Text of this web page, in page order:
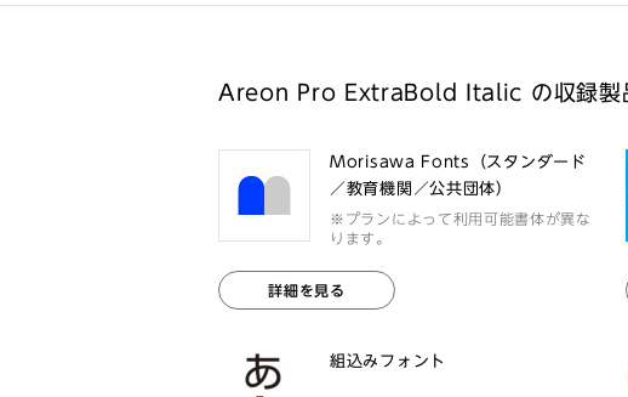
Areon Pro ExtraBold Italic の収録製
Morisawa Fonts（スタンダード
／教育機関／公共団体）
※プランによって利用可能書体が異な
ります。
詳細を見る
組込みフォント